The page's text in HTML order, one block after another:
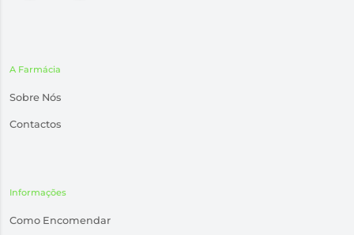
A Farmácia
Sobre Nós
Contactos
Informações
Como Encomendar